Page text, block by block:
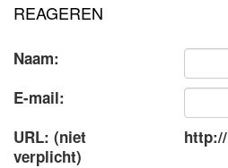
REAGEREN
Naam:
E-mail:
URL: (niet
verplicht)
http://